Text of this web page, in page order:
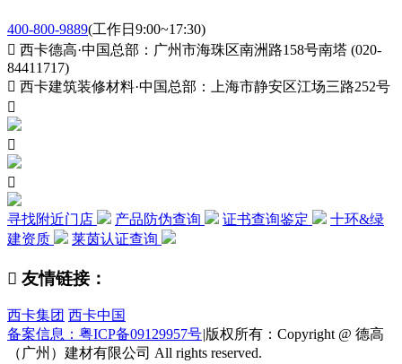
400-800-9889(工作日9:00~17:30)
 西卡德高·中国总部：广州市海珠区南洲路158号南塔 (020-
84411717)
 西卡建筑装修材料·中国总部：上海市静安区江场三路252号



寻找附近门店 产品防伪查询 证书查询鉴定
十环&绿
建资质
莱茵认证查询
 友情链接：
西卡集团 西卡中国
备案信息：粤ICP备09129957号|版权所有：Copyright @ 德高
（广州）建材有限公司 All rights reserved.